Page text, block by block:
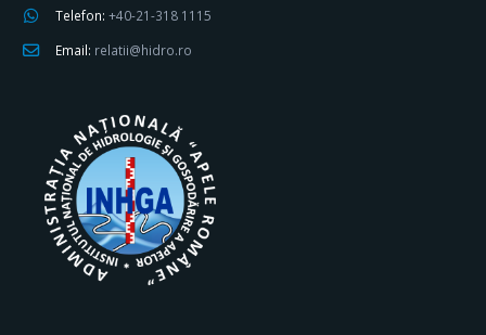
Telefon: +40-21-318 1115
Email: relatii@hidro.ro